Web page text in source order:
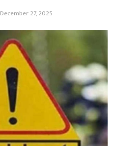
December 27, 2025